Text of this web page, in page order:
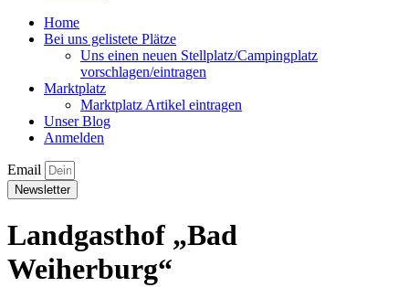
Home
Bei uns gelistete Plätze
Uns einen neuen Stellplatz/Campingplatz
vorschlagen/eintragen
Marktplatz
Marktplatz Artikel eintragen
Unser Blog
Anmelden
Email
Newsletter
Landgasthof „Bad
Weiherburg“